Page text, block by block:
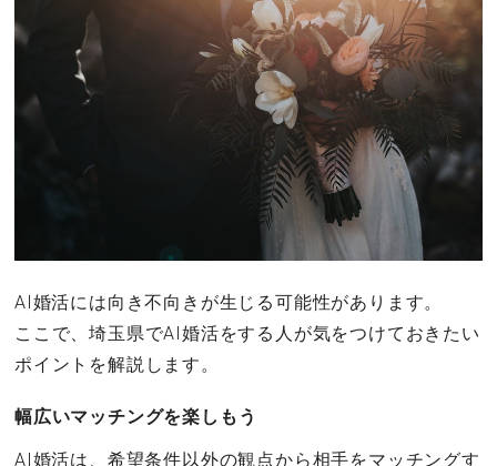
AI婚活には向き不向きが生じる可能性があります。
ここで、埼玉県でAI婚活をする人が気をつけておきたい
ポイントを解説します。
幅広いマッチングを楽しもう
AI婚活は、希望条件以外の観点から相手をマッチングす